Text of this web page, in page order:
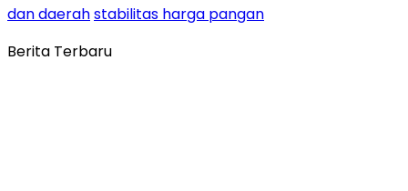
dan daerahstabilitas harga pangan
Berita Terbaru